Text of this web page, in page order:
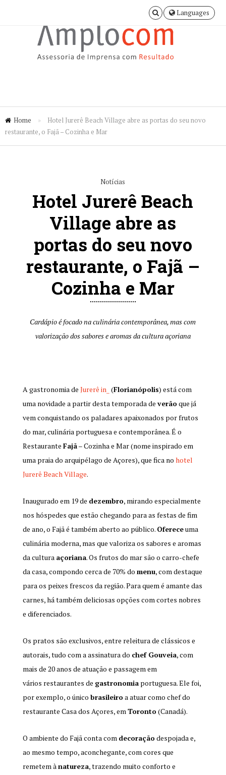
Languages
Home »
Hotel Jurerê Beach Village abre as portas do seu novo
restaurante, o Fajã – Cozinha e Mar
Notícias
Hotel Jurerê Beach
Village abre as
portas do seu novo
restaurante, o Fajã –
Cozinha e Mar
Cardápioé focado na culinária contemporânea, mas com
valorização dos sabores e aromas da cultura açoriana
A gastronomia de Jurerê in_ (Florianópolis) está com
uma novidade a partir desta temporada de verãoque já
vem conquistando os paladares apaixonados por frutos
do mar, culinária portuguesa e contemporânea. É o
Restaurante Fajã– Cozinha e Mar (nome inspirado em
uma praia do arquipélago de Açores), que fica no hotel
Jurerê Beach Village.
Inaugurado em 19 de dezembro, mirando especialmente
nos hóspedes que estão chegando para as festas de fim
de ano, o Fajã é também aberto ao público. Ofereceuma
culinária moderna, mas que valoriza os sabores e aromas
da cultura açoriana. Os frutos do mar são o carro-chefe
da casa, compondo cerca de 70% do menu, com destaque
para os peixes frescos da região. Para quem é amante das
carnes, há também deliciosas opções com cortes nobres
e diferenciados.
Os pratos são exclusivos, entre releitura de clássicos e
autorais, tudo com a assinatura do chef Gouveia, com
mais de 20 anos de atuação e passagem em
vários restaurantes de gastronomiaportuguesa. Ele foi,
por exemplo, o único brasileiroa atuar como chef do
restaurante Casa dos Açores, emToronto(Canadá).
O ambiente do Fajã conta com decoraçãodespojada e,
ao mesmo tempo, aconchegante, com cores que
remetem ànatureza, trazendo muito conforto e